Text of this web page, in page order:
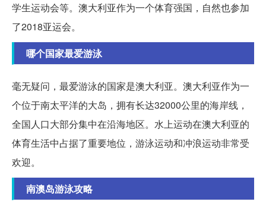
学生运动会等。澳大利亚作为一个体育强国，自然也参加
了2018亚运会。
哪个国家最爱游泳
毫无疑问，最爱游泳的国家是澳大利亚。澳大利亚作为一
个位于南太平洋的大岛，拥有长达32000公里的海岸线，
全国人口大部分集中在沿海地区。水上运动在澳大利亚的
体育生活中占据了重要地位，游泳运动和冲浪运动非常受
欢迎。
南澳岛游泳攻略